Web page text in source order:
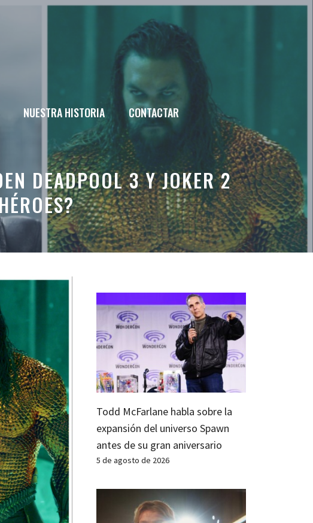
NUESTRA HISTORIA CONTACTAR
DEADPOOL 3 Y JOKER 2
Todd McFarlane habla sobre la
expansión del universo Spawn
antes de su gran aniversario
5 de agosto de 2026